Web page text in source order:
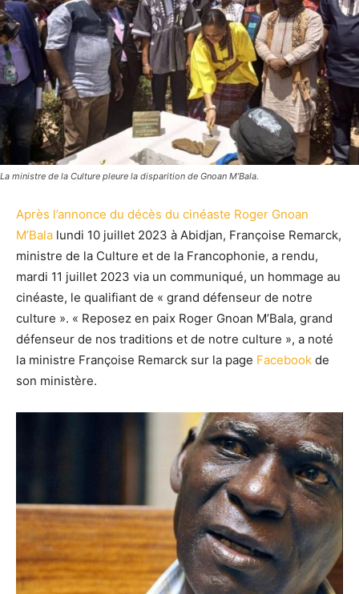
La ministre de la Culture pleure la disparition de Gnoan M’Bala.
Après l’annonce du décès du cinéaste Roger Gnoan
M’Bala lundi 10 juillet 2023 à Abidjan, Françoise Remarck,
ministre de la Culture et de la Francophonie, a rendu,
mardi 11 juillet 2023 via un communiqué, un hommage au
cinéaste, le qualifiant de « grand défenseur de notre
culture ». « Reposez en paix Roger Gnoan M’Bala, grand
défenseur de nos traditions et de notre culture », a noté
la ministre Françoise Remarck sur la page Facebook de
son ministère.